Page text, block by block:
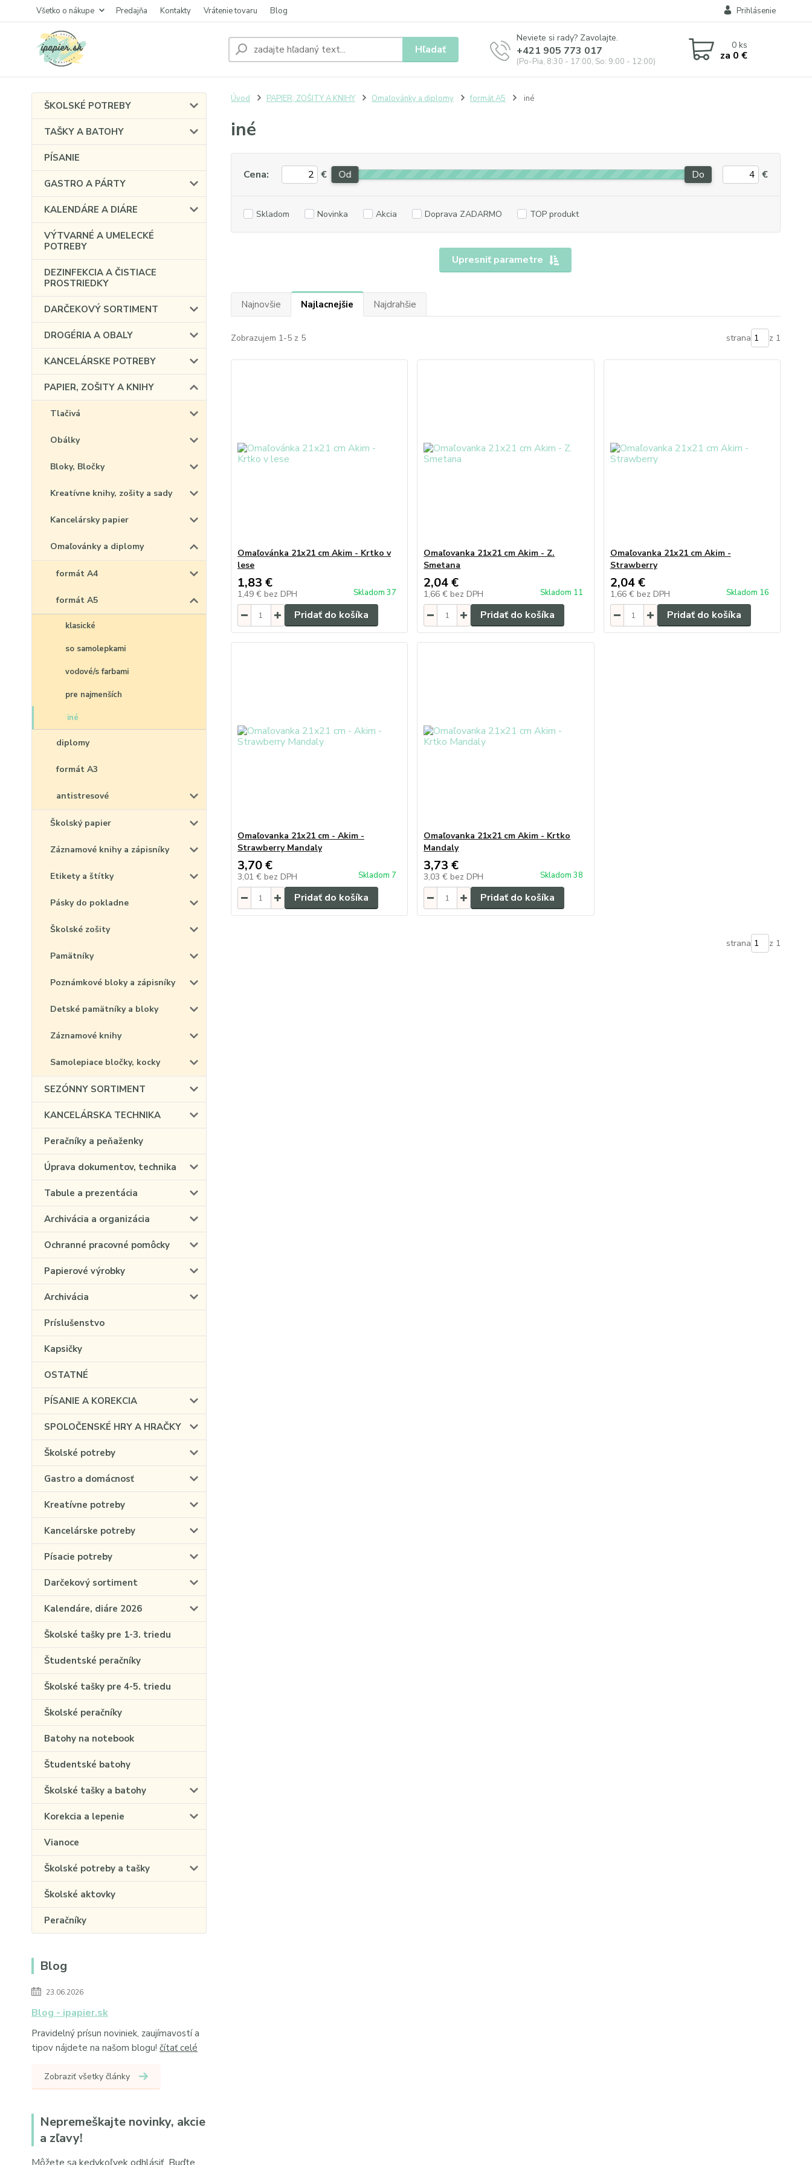
Všetko o nákupe Predajňa Kontakty Vrátenie tovaru Blog Prihlásenie
Hľadať
Neviete si rady? Zavolajte.
+421 905 773 017
(Po-Pia, 8:30 - 17:00, So: 9:00 - 12:00)
0ks
za 0 €
ŠKOLSKÉ POTREBY
TAŠKY A BATOHY
PÍSANIE
GASTRO A PÁRTY
KALENDÁRE A DIÁRE
VÝTVARNÉ A UMELECKÉ
POTREBY
DEZINFEKCIA A ČISTIACE
PROSTRIEDKY
DARČEKOVÝ SORTIMENT
DROGÉRIA A OBALY
KANCELÁRSKE POTREBY
PAPIER, ZOŠITY A KNIHY
Tlačivá
Obálky
Bloky, Bločky
Kreatívne knihy, zošity a sady
Kancelársky papier
Omaľovánky a diplomy
formát A4
formát A5
klasické
so samolepkami
vodové/s farbami
pre najmenších
iné
diplomy
formát A3
antistresové
Školský papier
Záznamové knihy a zápisníky
Etikety a štítky
Pásky do pokladne
Školské zošity
Pamätníky
Poznámkové bloky a zápisníky
Detské pamätníky a bloky
Záznamové knihy
Samolepiace bločky, kocky
SEZÓNNY SORTIMENT
KANCELÁRSKA TECHNIKA
Peračníky a peňaženky
Úprava dokumentov, technika
Tabule a prezentácia
Archivácia a organizácia
Ochranné pracovné pomôcky
Papierové výrobky
Archivácia
Príslušenstvo
Kapsičky
OSTATNÉ
PÍSANIE A KOREKCIA
SPOLOČENSKÉ HRY A HRAČKY
Školské potreby
Gastro a domácnosť
Kreatívne potreby
Kancelárske potreby
Písacie potreby
Darčekový sortiment
Kalendáre, diáre 2026
Školské tašky pre 1-3. triedu
Študentské peračníky
Školské tašky pre 4-5. triedu
Školské peračníky
Batohy na notebook
Študentské batohy
Školské tašky a batohy
Korekcia a lepenie
Vianoce
Školské potreby a tašky
Školské aktovky
Peračníky
Blog
23.06.2026
Blog - ipapier.sk
Pravidelný prísun noviniek, zaujímavostí a
tipov nájdete na našom blogu! čítať celé
Zobraziť všetky články
Nepremeškajte novinky, akcie
a zľavy!
Úvod PAPIER, ZOŠITY A KNIHY Omaľovánky a diplomy formát A5 iné
iné
Upresniť parametre
Cena: € Od Do €
Skladom Novinka Akcia Doprava ZADARMO TOP produkt
Najnovšie Najlacnejšie Najdrahšie
Zobrazujem 1-5 z 5 strana z 1
Omaľovánka 21x21 cm Akim - Krtko v
lese
1,83 €
1,49 € bez DPH Skladom 37
Pridať do košíka
Omaľovanka 21x21 cm Akim - Z.
Smetana
2,04 €
1,66 € bez DPH Skladom 11
Pridať do košíka
Omaľovanka 21x21 cm Akim -
Strawberry
2,04 €
1,66 € bez DPH Skladom 16
Pridať do košíka
Omaľovanka 21x21 cm - Akim -
Strawberry Mandaly
3,70 €
3,01 € bez DPH Skladom 7
Pridať do košíka
Omaľovanka 21x21 cm Akim - Krtko
Mandaly
3,73 €
3,03 € bez DPH Skladom 38
Pridať do košíka
strana z 1